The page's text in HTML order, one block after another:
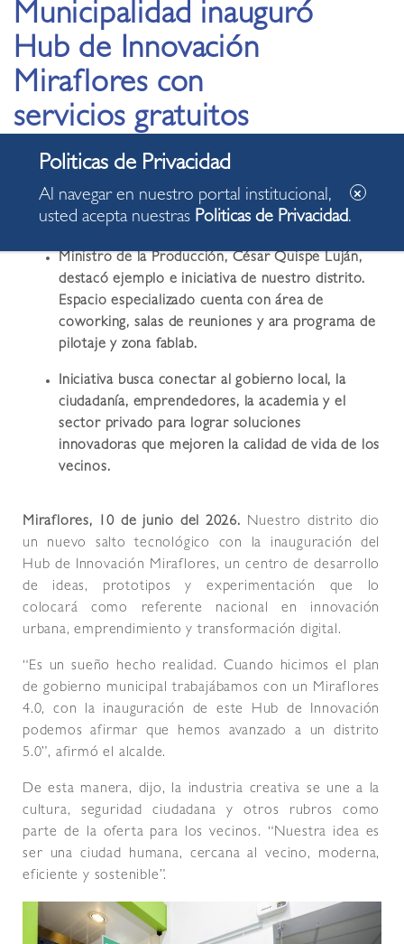
Municipalidad inauguró
Hub de Innovación
Miraflores con
servicios gratuitos
para startups
10.06.2026
Ministro de la Producción, César Quispe Luján,
destacó ejemplo e iniciativa de nuestro distrito.
Espacio especializado cuenta con área de
coworking, salas de reuniones y ara programa de
pilotaje y zona fablab.
Iniciativa busca conectar al gobierno local, la
ciudadanía, emprendedores, la academia y el
sector privado para lograr soluciones
innovadoras que mejoren la calidad de vida de los
vecinos.
Miraflores, 10 de junio del 2026. Nuestro distrito dio
un nuevo salto tecnológico con la inauguración del
Hub de Innovación Miraflores, un centro de desarrollo
de ideas, prototipos y experimentación que lo
colocará como referente nacional en innovación
urbana, emprendimiento y transformación digital.
“Es un sueño hecho realidad. Cuando hicimos el plan
de gobierno municipal trabajábamos con un Miraflores
4.0, con la inauguración de este Hub de Innovación
podemos afirmar que hemos avanzado a un distrito
5.0”, afirmó el alcalde.
De esta manera, dijo, la industria creativa se une a la
cultura, seguridad ciudadana y otros rubros como
parte de la oferta para los vecinos. “Nuestra idea es
ser una ciudad humana, cercana al vecino, moderna,
eficiente y sostenible”.
Al navegar en nuestro portal institucional,
usted acepta nuestras Politicas de Privacidad.